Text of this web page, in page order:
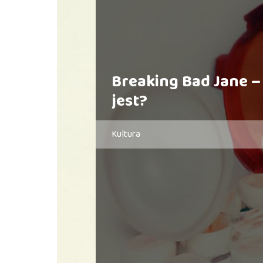
Breaking Bad Jane
jest?
Kultura